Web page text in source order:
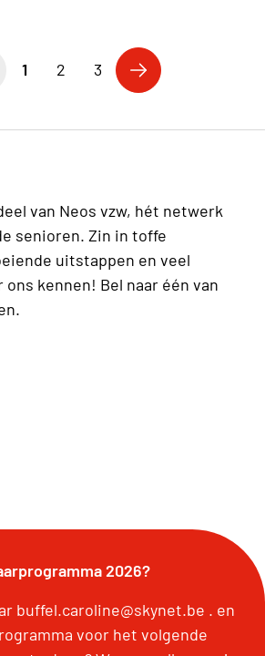
1 2 3
van Neos vzw, hét netwerk
senioren. Zin in toffe
uitstappen en veel
kennen! Bel naar één van
2026?
buffel.caroline@skynet.be . en
voor het volgende